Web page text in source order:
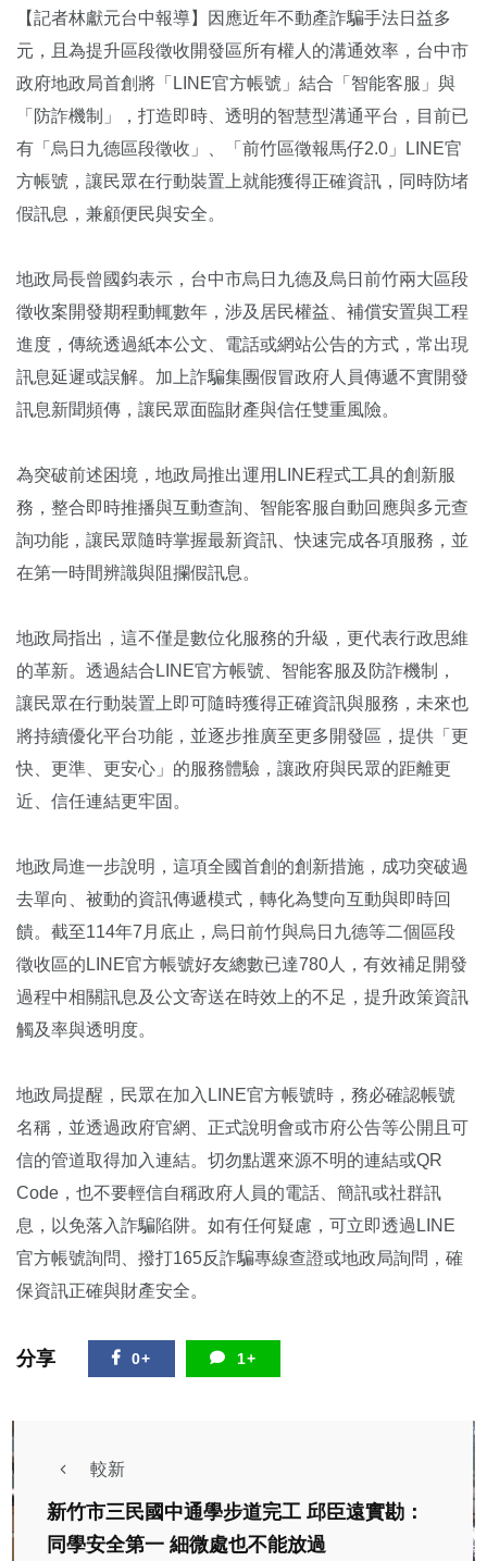
【記者林獻元台中報導】因應近年不動產詐騙手法日益多
元，且為提升區段徵收開發區所有權人的溝通效率，台中市
政府地政局首創將「LINE官方帳號」結合「智能客服」與
「防詐機制」，打造即時、透明的智慧型溝通平台，目前已
有「烏日九德區段徵收」、「前竹區徵報馬仔2.0」LINE官
方帳號，讓民眾在行動裝置上就能獲得正確資訊，同時防堵
假訊息，兼顧便民與安全。
地政局長曾國鈞表示，台中市烏日九德及烏日前竹兩大區段
徵收案開發期程動輒數年，涉及居民權益、補償安置與工程
進度，傳統透過紙本公文、電話或網站公告的方式，常出現
訊息延遲或誤解。加上詐騙集團假冒政府人員傳遞不實開發
訊息新聞頻傳，讓民眾面臨財產與信任雙重風險。
為突破前述困境，地政局推出運用LINE程式工具的創新服
務，整合即時推播與互動查詢、智能客服自動回應與多元查
詢功能，讓民眾隨時掌握最新資訊、快速完成各項服務，並
在第一時間辨識與阻攔假訊息。
地政局指出，這不僅是數位化服務的升級，更代表行政思維
的革新。透過結合LINE官方帳號、智能客服及防詐機制，
讓民眾在行動裝置上即可隨時獲得正確資訊與服務，未來也
將持續優化平台功能，並逐步推廣至更多開發區，提供「更
快、更準、更安心」的服務體驗，讓政府與民眾的距離更
近、信任連結更牢固。
地政局進一步說明，這項全國首創的創新措施，成功突破過
去單向、被動的資訊傳遞模式，轉化為雙向互動與即時回
饋。截至114年7月底止，烏日前竹與烏日九德等二個區段
徵收區的LINE官方帳號好友總數已達780人，有效補足開發
過程中相關訊息及公文寄送在時效上的不足，提升政策資訊
觸及率與透明度。
地政局提醒，民眾在加入LINE官方帳號時，務必確認帳號
名稱，並透過政府官網、正式說明會或市府公告等公開且可
信的管道取得加入連結。切勿點選來源不明的連結或QR
Code，也不要輕信自稱政府人員的電話、簡訊或社群訊
息，以免落入詐騙陷阱。如有任何疑慮，可立即透過LINE
官方帳號詢問、撥打165反詐騙專線查證或地政局詢問，確
保資訊正確與財產安全。
分享 0+ 1+
較新
新竹市三民國中通學步道完工 邱臣遠實勘：
同學安全第一 細微處也不能放過